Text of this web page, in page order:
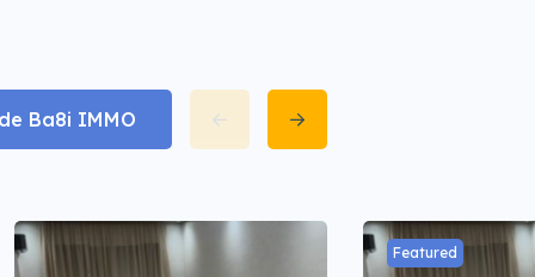
Ba8i IMMO
Featured